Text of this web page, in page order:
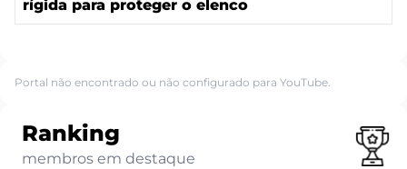
rígida para proteger o elenco
Portal não encontrado ou não configurado para YouTube.
Ranking
membros em destaque